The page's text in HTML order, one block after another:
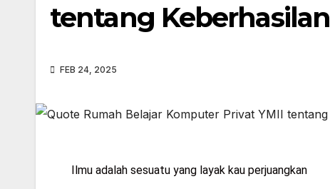
tentang Keberhasilan
FEB 24, 2025
Ilmu adalah sesuatu yang layak kau perjuangkan